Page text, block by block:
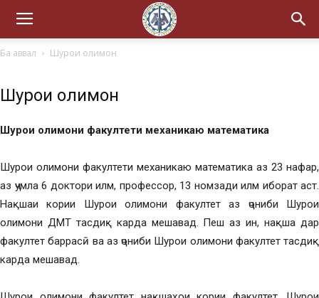
Ба аввал Шурои олимон
Шурои олимон
Шурои олимони факултети механикаю математика
Шурои олимони факултети механикаю математика аз 23 нафар,
аз ҷумла 6 доктори илм, профессор, 13 номзади илм иборат аст.
Нақшаи кории Шурои олимони факултет аз ҷониби Шурои
олимони ДМТ тасдиқ карда мешавад. Пеш аз ин, нақша дар
факултет баррасӣ ва аз ҷониби Шурои олимони факултет тасдиқ
карда мешавад.